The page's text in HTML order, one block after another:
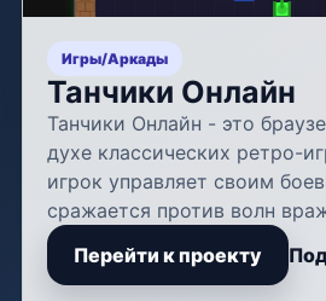
Игры/Аркады
Танчики Онлайн
Танчики Онлайн - это
духе классических ретро-
игрок управляет своим
сражается против волн
Перейти к проекту